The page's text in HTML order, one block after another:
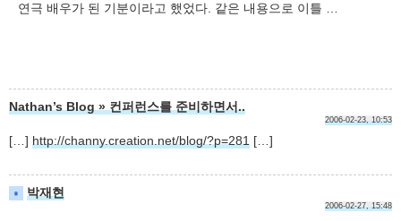
연극 배우가 된 기분이라고 했었다. 같은 내용으로 이틀 …
Nathan’s Blog » 컨퍼런스를 준비하면서..
2006-02-23, 10:53
[…] http://channy.creation.net/blog/?p=281 […]
박재현
2006-02-27, 15:48